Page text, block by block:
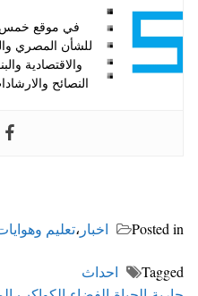
في موقع خمس
للشأن المصري
والاقتصادية
النصائح
Posted in اخبار ،تعليم
Tagged
احداث